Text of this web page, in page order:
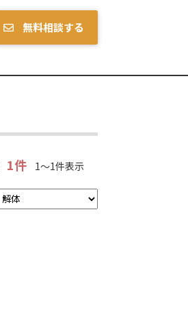
無料相談する
1件 1～1件表示